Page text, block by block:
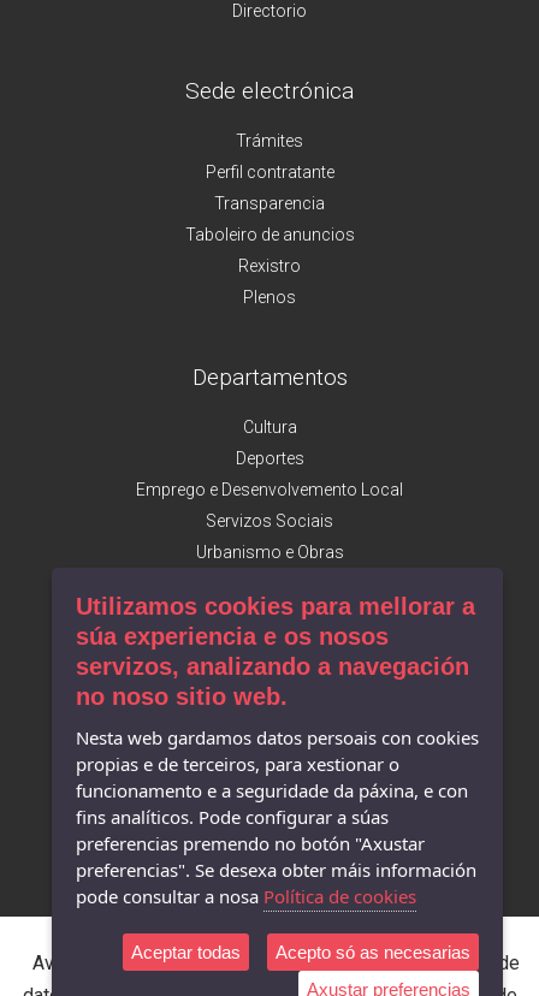
Directorio
Sede electrónica
Trámites
Perfil contratante
Transparencia
Taboleiro de anuncios
Rexistro
Plenos
Departamentos
Cultura
Deportes
Emprego e Desenvolvemento Local
Servizos Sociais
Urbanismo e Obras
Facebook
Concello de Camariñas
Mostra do Encaixe
A. Desenvolvemento Local
Museo do Encaixe
Museo Man de Camelle
Aviso legal Accesibilidade
Política de protección de
Utilizamos cookies para mellorar a
súa experiencia e os nosos
servizos, analizando a navegación
no noso sitio web.
Nesta web gardamos datos persoais con cookies
propias e de terceiros, para xestionar o
funcionamento e a seguridade da páxina, e con
fins analíticos. Pode configurar a súas
preferencias premendo no botón "Axustar
preferencias". Se desexa obter máis información
pode consultar a nosa Política de cookies
Aceptar todas
Acepto só as necesarias
Axustar preferencias